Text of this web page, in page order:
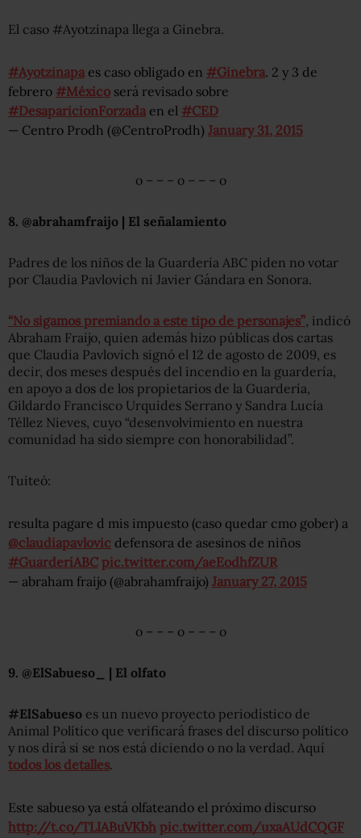
El caso #Ayotzinapa llega a Ginebra.
#Ayotzinapa es caso obligado en #Ginebra. 2 y 3 de
febrero #México será revisado sobre
#DesaparicionForzada en el #CED
— Centro Prodh (@CentroProdh) January 31, 2015
o – – – o – – – o
8. @abrahamfraijo | El señalamiento
Padres de los niños de la Guardería ABC piden no votar
por Claudia Pavlovich ni Javier Gándara en Sonora.
“No sigamos premiando a este tipo de personajes” , indicó
Abraham Fraijo, quien además hizo públicas dos cartas
que Claudia Pavlovich signó el 12 de agosto de 2009, es
decir, dos meses después del incendio en la guardería,
en apoyo a dos de los propietarios de la Guardería,
Gildardo Francisco Urquides Serrano y Sandra Lucía
Téllez Nieves, cuyo “desenvolvimiento en nuestra
comunidad ha sido siempre con honorabilidad”.
Tuiteó:
resulta pagare d mis impuesto (caso quedar cmo gober) a
@claudiapavlovic defensora de asesinos de niños
#GuarderíABC pic.twitter.com/aeEodhfZUR
— abraham fraijo (@abrahamfraijo) January 27, 2015
o – – – o – – – o
9. @ElSabueso_ | El olfato
#ElSabueso es un nuevo proyecto periodístico de
Animal Político que verificará frases del discurso político
y nos dirá si se nos está diciendo o no la verdad. Aquí
todos los detalles.
Este sabueso ya está olfateando el próximo discurso
http://t.co/TLIABuVKbh pic.twitter.com/uxaAUdCQGF